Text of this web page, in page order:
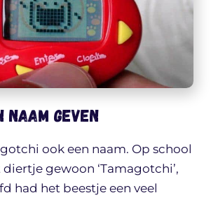
naam geven
ook een naam. Op school
gewoon ‘Tamagotchi’,
had het beestje een veel